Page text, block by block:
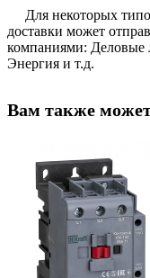
Для некоторых
доставки может
компаниями:
Энергия и т.д.
Вам также